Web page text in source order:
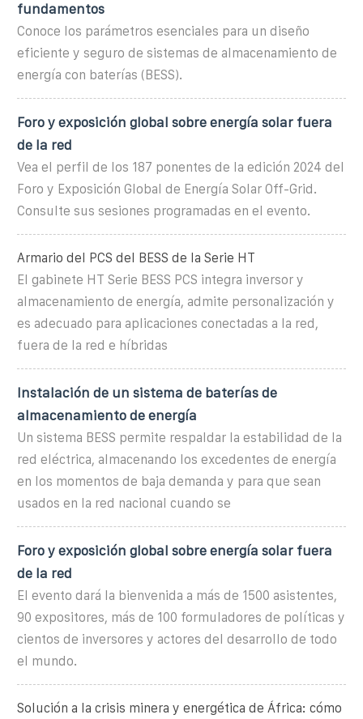
fundamentos
Conoce los parámetros esenciales para un diseño
eficiente y seguro de sistemas de almacenamiento de
energía con baterías (BESS).
Foro y exposición global sobre energía solar fuera
de la red
Vea el perfil de los 187 ponentes de la edición 2024 del
Foro y Exposición Global de Energía Solar Off-Grid.
Consulte sus sesiones programadas en el evento.
Armario del PCS del BESS de la Serie HT
El gabinete HT Serie BESS PCS integra inversor y
almacenamiento de energía, admite personalización y
es adecuado para aplicaciones conectadas a la red,
fuera de la red e híbridas
Instalación de un sistema de baterías de
almacenamiento de energía
Un sistema BESS permite respaldar la estabilidad de la
red eléctrica, almacenando los excedentes de energía
en los momentos de baja demanda y para que sean
usados en la red nacional cuando se
Foro y exposición global sobre energía solar fuera
de la red
El evento dará la bienvenida a más de 1500 asistentes,
90 expositores, más de 100 formuladores de políticas y
cientos de inversores y actores del desarrollo de todo
el mundo.
Solución a la crisis minera y energética de África: cómo